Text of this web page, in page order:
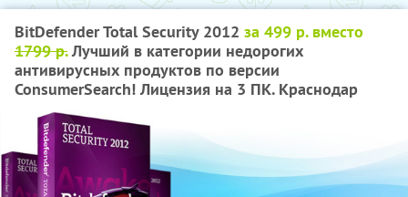
BitDefender Total Security 2012 за 499 р. вместо
1799 р.Лучший в категории недорогих
антивирусных продуктов по версии
ConsumerSearch! Лицензия на 3 ПК. Краснодар